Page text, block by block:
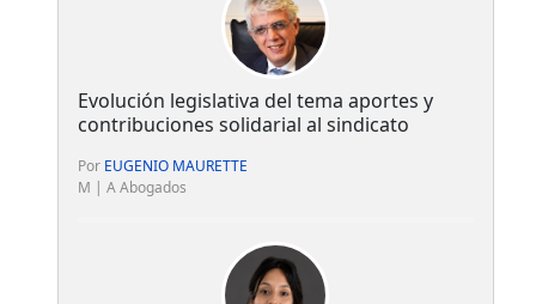
Evolución legislativa del tema aportes y
contribuciones solidarial al sindicato
Por EUGENIO MAURETTE
M | A Abogados